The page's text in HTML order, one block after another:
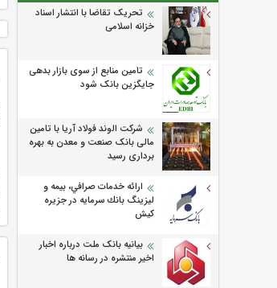
تحریک تقاضا با انتشار اسناد
خزانه اسلامی
تامین منابع از سوی بازار بدهی
جایگزین بانک شود
شرکت الوند فولاد آریا با تامین
مالی بانک صنعت و معدن به بهره
برداری رسید
ارائه خدمات صرافي، بيمه و
ليزينگ بانك سرمايه در جزيره
كيش
بیانیه بانک ملت درباره اخبار
اخیر منتشره در رسانه ها